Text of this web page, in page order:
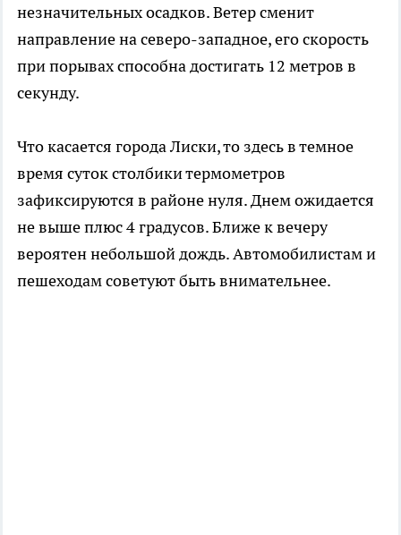
незначительных осадков. Ветер сменит
направление на северо-западное, его скорость
при порывах способна достигать 12 метров в
секунду.
Что касается города Лиски, то здесь в темное
время суток столбики термометров
зафиксируются в районе нуля. Днем ожидается
не выше плюс 4 градусов. Ближе к вечеру
вероятен небольшой дождь. Автомобилистам и
пешеходам советуют быть внимательнее.